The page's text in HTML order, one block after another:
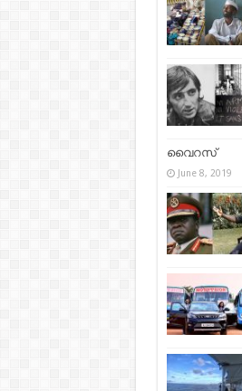
വൈറസ്
June 8, 2019